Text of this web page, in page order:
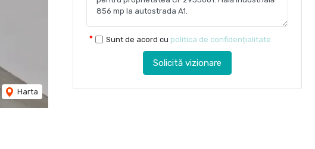
Harta
Sunt de acord cu politica de confidențialitate
Solicită vizionare